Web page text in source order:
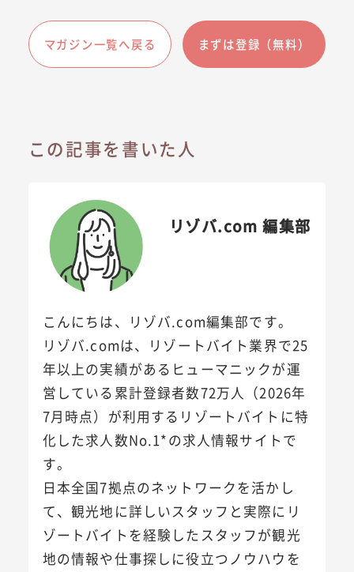
マガジン一覧へ戻る まずは登録（無料）
この記事を書いた人
リゾバ.com 編集部
こんにちは、リゾバ.com編集部です。
リゾバ.comは、リゾートバイト業界で25
年以上の実績があるヒューマニックが運
営している累計登録者数72万人（2026年
7月時点）が利用するリゾートバイトに特
化した求人数No.1*の求人情報サイトで
す。
日本全国7拠点のネットワークを活かし
て、観光地に詳しいスタッフと実際にリ
ゾートバイトを経験したスタッフが観光
地の情報や仕事探しに役立つノウハウを